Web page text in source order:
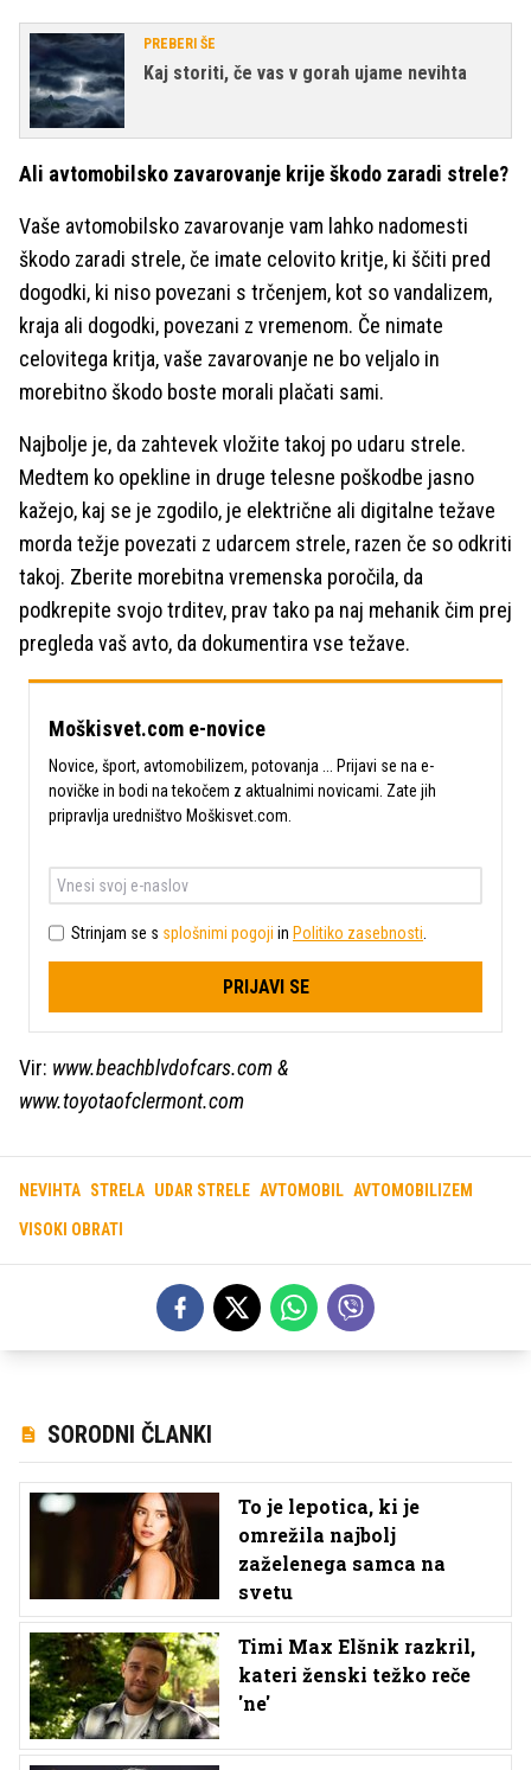
PREBERI ŠE
Kaj storiti, če vas v gorah ujame nevihta
Ali avtomobilsko zavarovanje krije škodo zaradi strele?
Vaše avtomobilsko zavarovanje vam lahko nadomesti
škodo zaradi strele, če imate celovito kritje, ki ščiti pred
dogodki, ki niso povezani s trčenjem, kot so vandalizem,
kraja ali dogodki, povezani z vremenom. Če nimate
celovitega kritja, vaše zavarovanje ne bo veljalo in
morebitno škodo boste morali plačati sami.
Najbolje je, da zahtevek vložite takoj po udaru strele.
Medtem ko opekline in druge telesne poškodbe jasno
kažejo, kaj se je zgodilo, je električne ali digitalne težave
morda težje povezati z udarcem strele, razen če so odkriti
takoj. Zberite morebitna vremenska poročila, da
podkrepite svojo trditev, prav tako pa naj mehanik čim prej
pregleda vaš avto, da dokumentira vse težave.
Moškisvet.com e-novice
Novice, šport, avtomobilizem, potovanja ... Prijavi se na e-
novičke in bodi na tekočem z aktualnimi novicami. Zate jih
pripravlja uredništvo Moškisvet.com.
Strinjam se s splošnimi pogoji in Politiko zasebnosti
PRIJAVI SE
Vir: www.beachblvdofcars.com &
www.toyotaofclermont.com
NEVIHTA STRELA UDAR STRELE AVTOMOBIL AVTOMOBILIZEM
VISOKI OBRATI
SORODNI ČLANKI
To je lepotica, ki je
omrežila najbolj
zaželenega samca na
svetu
Timi Max Elšnik razkril,
kateri ženski težko reče
'ne'